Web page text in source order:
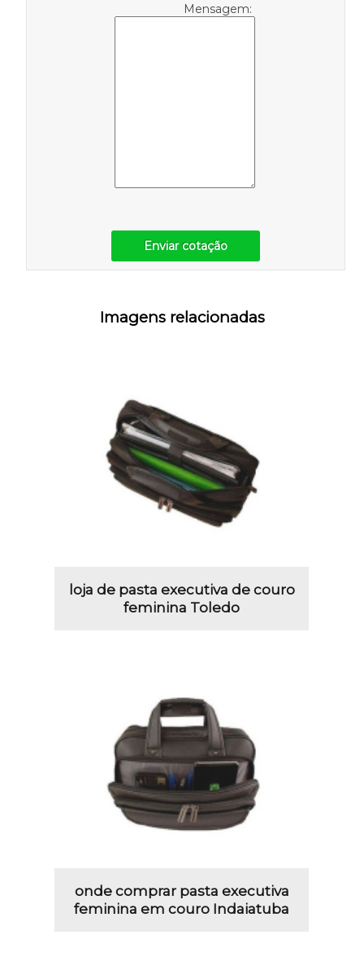
Mensagem:
Enviar cotação
Imagens relacionadas
loja de pasta executiva de couro
feminina Toledo
onde comprar pasta executiva
feminina em couro Indaiatuba